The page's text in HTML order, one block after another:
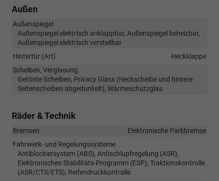
Außen
Außenspiegel
Außenspiegel elektrisch anklappbar, Außenspiegel beheizbar,
Außenspiegel elektrisch verstellbar
Hintertür (Art)
Heckklappe
Scheiben, Verglasung
Getönte Scheiben, Privacy Glass (Heckscheibe und hintere
Seitenscheiben abgedunkelt), Wärmeschutzglas
Räder & Technik
Bremsen
Elektronische Parkbremse
Fahrwerk- und Regelungssysteme
Antiblockiersystem (ABS), Antischlupfregelung (ASR),
Elektronisches Stabilitäts-Programm (ESP), Traktionskontrolle
(ASR/CTS/ETS), Reifendruckkontrolle